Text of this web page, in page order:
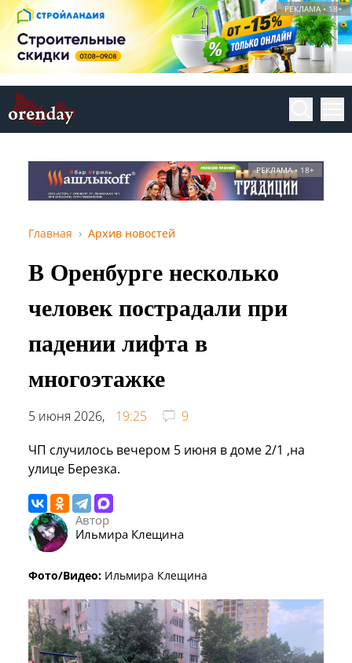
РЕКЛАМА • 18+
РЕКЛАМА • 18+
Главная Архив новостей
В Оренбурге несколько
человек пострадали при
падении лифта в
многоэтажке
5 июня 2026, 19:25
9
ЧП случилось вечером 5 июня в доме 2/1 ,на
улице Березка.
Автор
Ильмира Клещина
Фото/Видео: Ильмира Клещина